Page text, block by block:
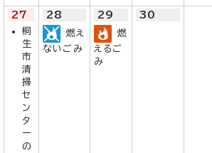
27
桐
生
市
清
掃
セ
ン
タ
ー
の
28
燃え
ないごみ
29
燃
えるご
み
30